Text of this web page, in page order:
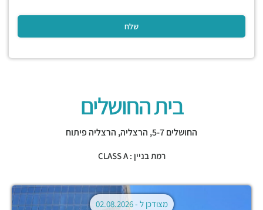
בית החושלים
החושלים 5-7, הרצליה, הרצליה פיתוח
רמת בניין : CLASS A
מצודכן ל -02.08.2026